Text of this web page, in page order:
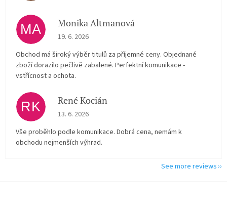
MA Monika Altmanová
The store rating is 5 out of 5 stars.
19. 6. 2026
Obchod má široký výběr titulů za příjemné ceny. Objednané
zboží dorazilo pečlivě zabalené. Perfektní komunikace -
vstřícnost a ochota.
RK René Kocián
The store rating is 5 out of 5 stars.
13. 6. 2026
Vše proběhlo podle komunikace. Dobrá cena, nemám k
obchodu nejmenších výhrad.
See more reviews
F